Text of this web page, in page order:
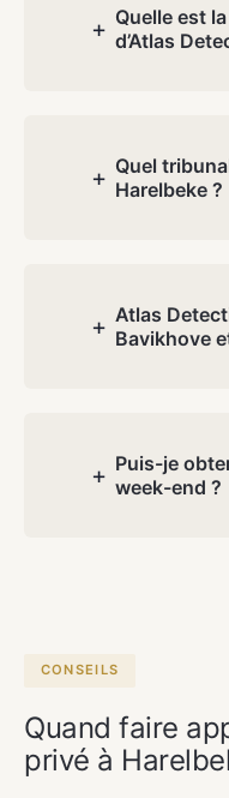
la
de votre
Quelle est
d’Atlas
+
Quel
Harelbeke ?
+
Flandre
Nos
Atlas
Bavikhove
+
Puis-je
week-end ?
+
CONSEILS
Quand faire
privé à